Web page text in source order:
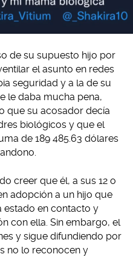
de su supuesto hijo por
el asunto en redes
seguridad y a la de su
le daba mucha pena,
que su acosador decía
biológicos y que el
de 189 485.63 dólares
creer que él, a sus 12 o
adopción a un hijo que
estado en contacto y
con ella. Sin embargo, el
y sigue difundiendo por
no lo reconocen y